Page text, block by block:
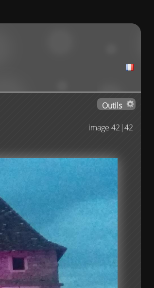
Outils
image 42|42